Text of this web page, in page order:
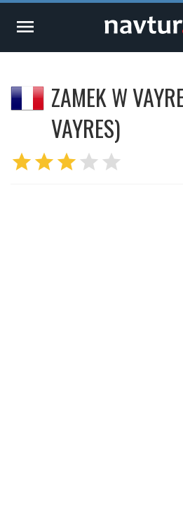
menu
ZAMEK W
VAYRES)
starstarstar star star